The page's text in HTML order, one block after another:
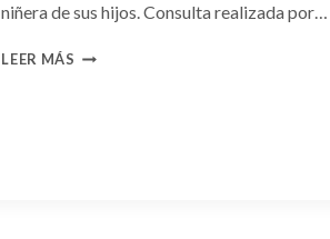
niñera de sus hijos. Consulta realizada por…
LEER MÁS CONSULTA